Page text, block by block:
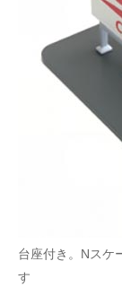
台座付き。Nスケ
す